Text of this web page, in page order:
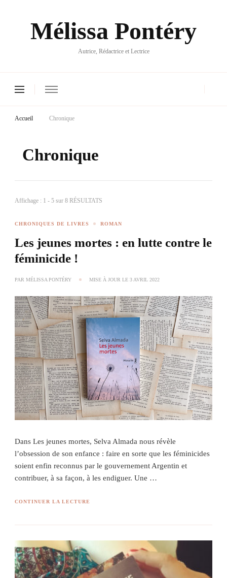
Mélissa Pontéry
Autrice, Rédactrice et Lectrice
Accueil Chronique
Chronique
Affichage : 1 - 5 sur 8 RÉSULTATS
CHRONIQUES DE LIVRES ROMAN
Les jeunes mortes : en lutte contre le
féminicide !
PAR MÉLISSA PONTÉRY MISE À JOUR LE 3 AVRIL 2022
Dans Les jeunes mortes, Selva Almada nous révèle
l’obsession de son enfance : faire en sorte que les féminicides
soient enfin reconnus par le gouvernement Argentin et
contribuer, à sa façon, à les endiguer. Une …
CONTINUER LA LECTURE